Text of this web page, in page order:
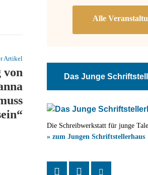
Artikel
von
Das Junge
Die Schreibwerkstatt für junge
» zum Jungen Schriftstellerhaus